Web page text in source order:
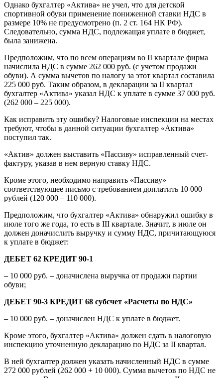
Однако бухгалтер «Актива» не учел, что для детской
спортивной обуви применение пониженной ставки НДС в
размере 10% не предусмотрено (п. 2 ст. 164 НК РФ).
Следовательно, сумма НДС, подлежащая уплате в бюджет,
была занижена.
Предположим, что по всем операциям во II квартале фирма
начислила НДС в сумме 262 000 руб. (с учетом продажи
обуви). А сумма вычетов по налогу за этот квартал составила
225 000 руб. Таким образом, в декларации за II квартал
бухгалтер «Актива» указал НДС к уплате в сумме 37 000 руб.
(262 000 – 225 000).
Как исправить эту ошибку? Налоговые инспекции на местах
требуют, чтобы в данной ситуации бухгалтер «Актива»
поступил так.
«Актив» должен выставить «Пассиву» исправленный счет-
фактуру, указав в нем верную ставку НДС.
Кроме этого, необходимо направить «Пассиву»
соответствующее письмо с требованием доплатить 10 000
рублей (120 000 – 110 000).
Предположим, что бухгалтер «Актива» обнаружил ошибку в
июле того же года, то есть в III квартале. Значит, в июле он
должен доначислить выручку и сумму НДС, причитающуюся
к уплате в бюджет:
ДЕБЕТ 62 КРЕДИТ 90-1
– 10 000 руб. – доначислена выручка от продажи партии
обуви;
ДЕБЕТ 90-3 КРЕДИТ 68 субсчет «Расчеты по НДС»
– 10 000 руб. – доначислен НДС к уплате в бюджет.
Кроме этого, бухгалтер «Актива» должен сдать в налоговую
инспекцию уточненную декларацию по НДС за II квартал.
В ней бухгалтер должен указать начисленный НДС в сумме
272 000 рублей (262 000 + 10 000). Сумма вычетов по НДС не